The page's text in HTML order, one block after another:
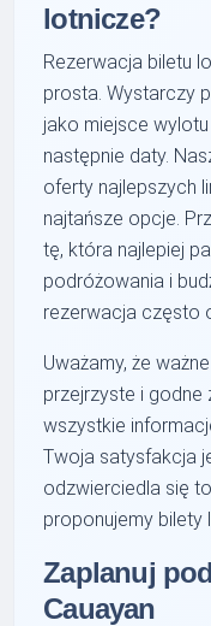
lotnicze?
Rezerwacja biletu
prosta. Wystarczy
jako miejsce
następnie daty.
oferty najlepszych
najtańsze opcje.
tę, która najlepiej
podróżowania i
rezerwacja często
Uważamy, że
przejrzyste i godne
wszystkie
Twoja satysfakcja
odzwierciedla się
proponujemy bilety
Zaplanuj
Cauayan